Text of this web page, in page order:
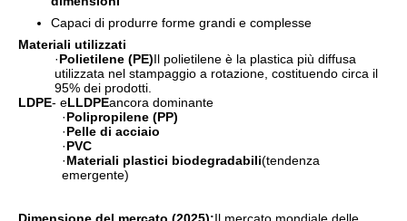
Capaci di produrre forme grandi e complesse
Materiali utilizzati
·Polietilene (PE)Il polietilene è la plastica più diffusa
utilizzata nel stampaggio a rotazione, costituendo circa il
95% dei prodotti.
LDPE- eLLDPEancora dominante
·Polipropilene (PP)
·Pelle di acciaio
·PVC
·Materiali plastici biodegradabili(tendenza
emergente)